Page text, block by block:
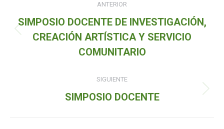
de
entradas
ANTERIOR
Entrada
anterior:
SIMPOSIO DOCENTE DE INVESTIGACIÓN,
CREACIÓN ARTÍSTICA Y SERVICIO
COMUNITARIO
SIGUIENTE
Siguiente
SIMPOSIO DOCENTE